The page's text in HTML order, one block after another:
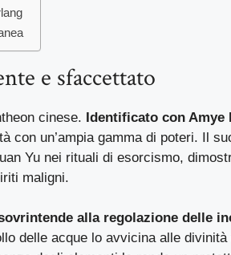
e sfaccettato
cinese. Identificato con Amye
con un’ampia gamma di poteri. Il
Yu nei rituali di esorcismo,
maligni.
alla regolazione delle
delle acque lo avvicina alle